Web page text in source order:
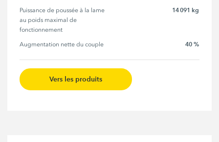
Puissance de poussée à la lame
au poids maximal de
fonctionnement
14 091 kg
Augmentation nette du couple 40 %
Vers les produits